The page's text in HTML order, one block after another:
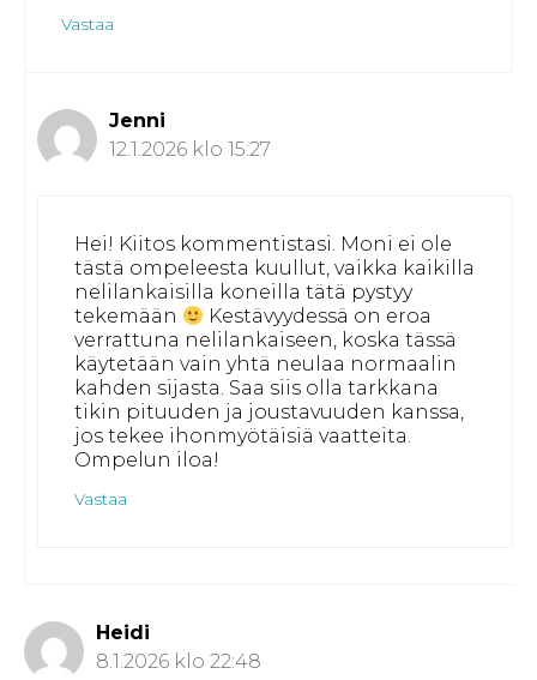
Vastaa
Jenni
12.1.2026 klo 15:27
Hei! Kiitos kommentistasi. Moni ei ole
tästä ompeleesta kuullut, vaikka kaikilla
nelilankaisilla koneilla tätä pystyy
tekemään
Kestävyydessä on eroa
verrattuna nelilankaiseen, koska tässä
käytetään vain yhtä neulaa normaalin
kahden sijasta. Saa siis olla tarkkana
tikin pituuden ja joustavuuden kanssa,
jos tekee ihonmyötäisiä vaatteita.
Ompelun iloa!
Vastaa
Heidi
8.1.2026 klo 22:48